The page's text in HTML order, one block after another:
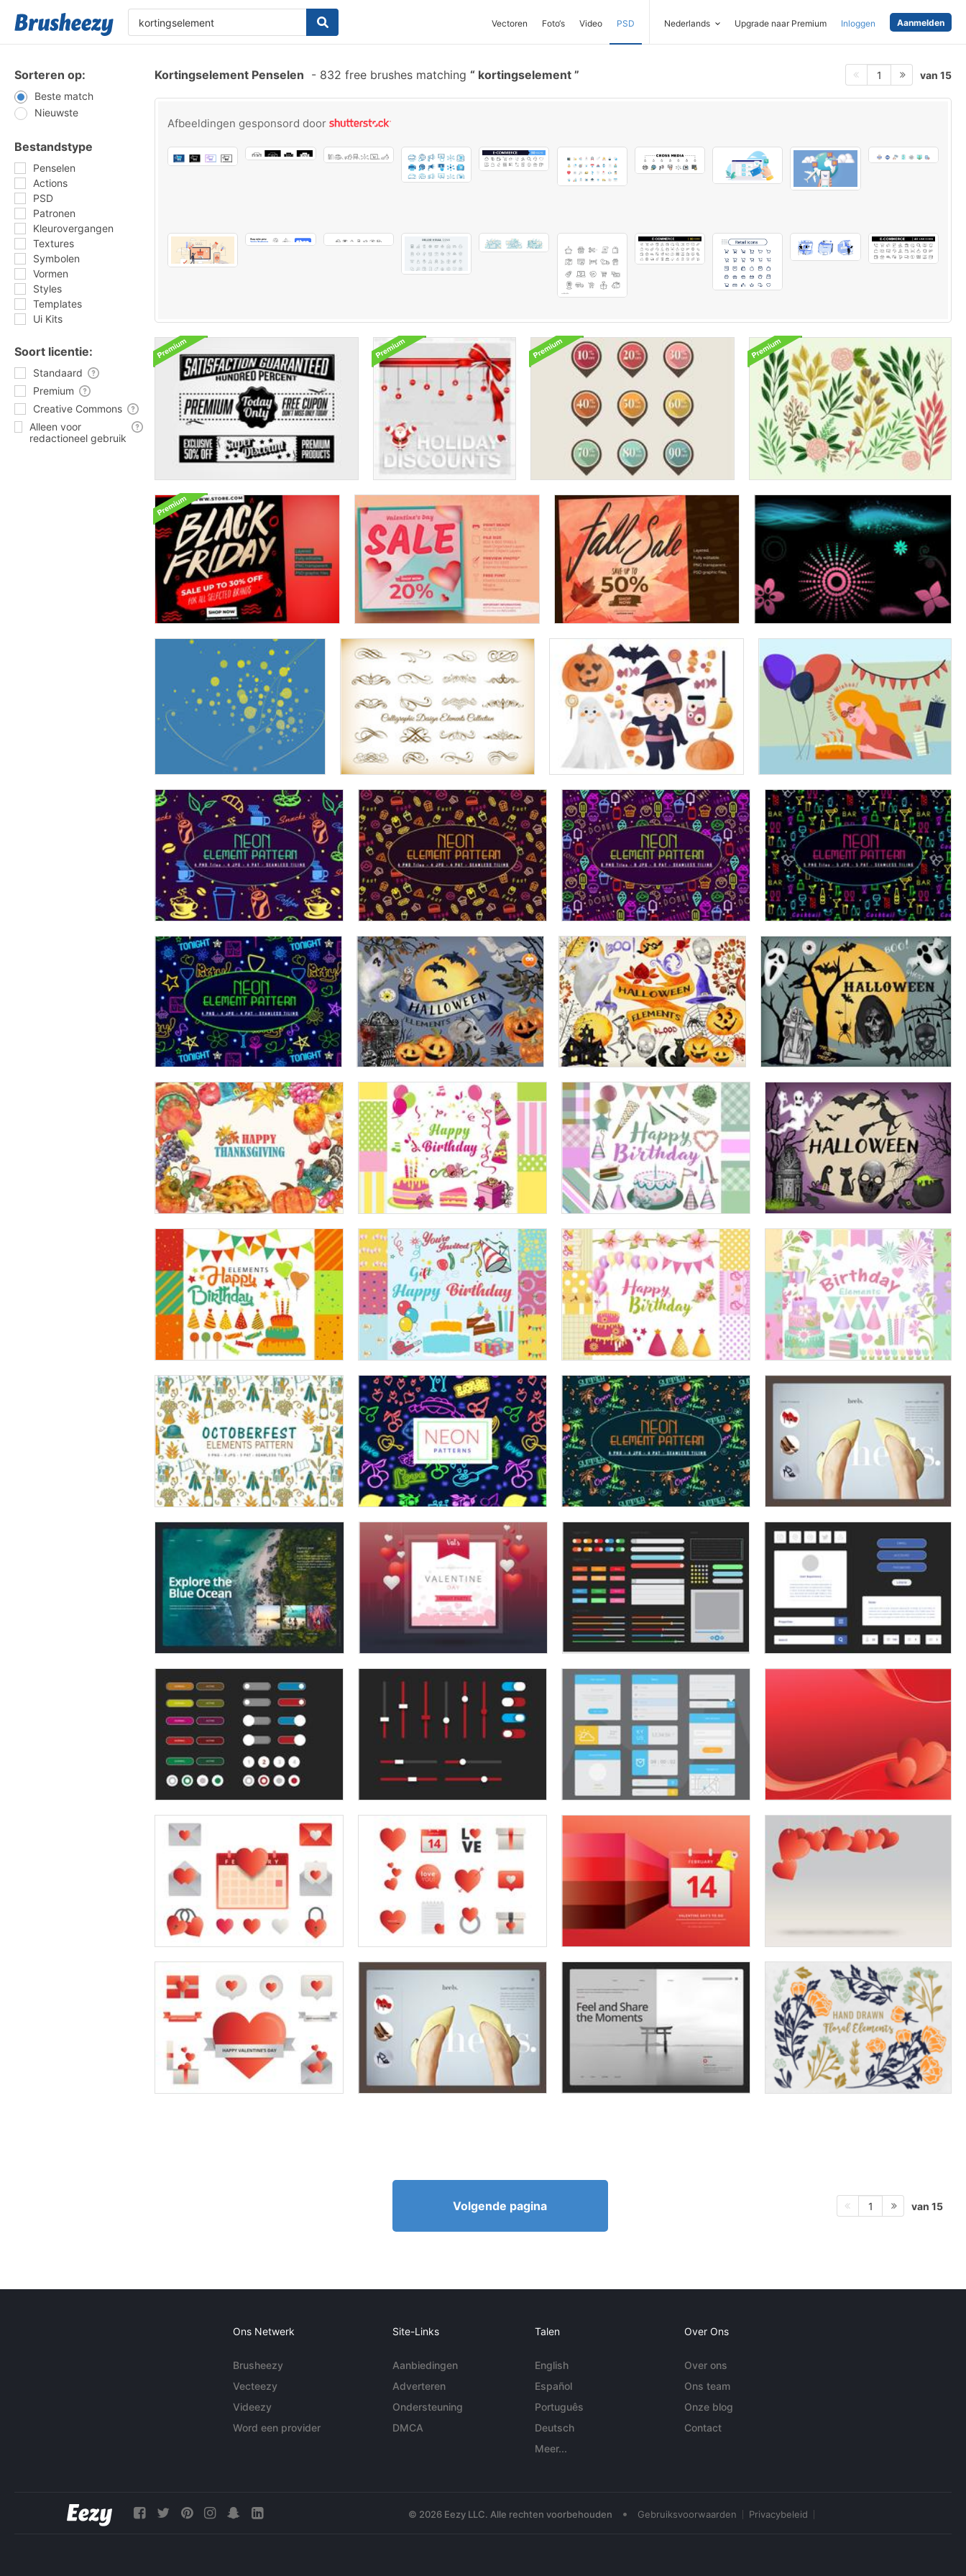
Vectoren Foto‘s Video PSD Nederlands Upgrade naar Premium Inloggen Aanmelden
Sorteren op:
Beste match
Nieuwste
Bestandstype
Penselen
Actions
PSD
Patronen
Kleurovergangen
Textures
Symbolen
Vormen
Styles
Templates
Ui Kits
Soort licentie:
Standaard
Premium
Creative Commons
Alleen voor
redactioneel gebruik
Kortingselement Penselen - 832 free brushes matching kortingselement 1 van 15
Afbeeldingen gesponsord door
Volgende pagina 1 van 15
Ons Netwerk
Brusheezy
Vecteezy
Videezy
Word een provider
Site-Links
Aanbiedingen
Adverteren
Ondersteuning
DMCA
Talen
English
Español
Português
Deutsch
Meer...
Over Ons
Over ons
Ons team
Onze blog
Contact
© 2026 Eezy LLC. Alle rechten voorbehouden • Gebruiksvoorwaarden Privacybeleid